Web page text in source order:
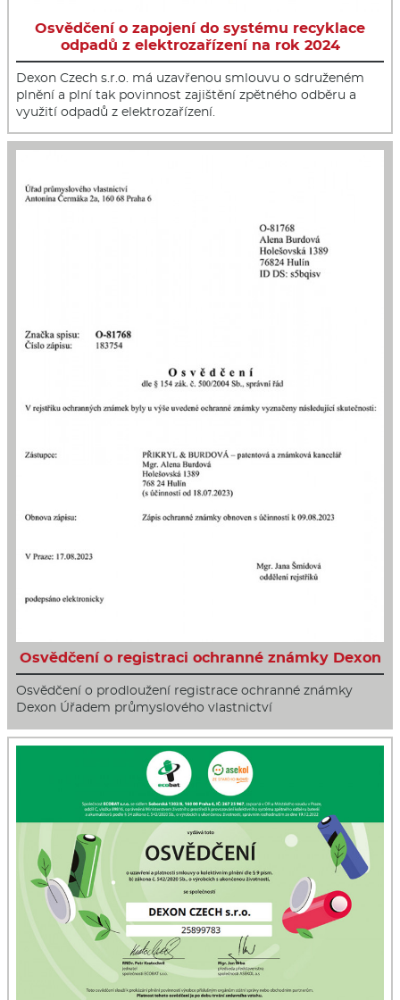
Osvědčení o zapojení do systému recyklace
odpadů z elektrozařízení na rok 2024
Dexon Czech s.r.o. má uzavřenou smlouvu o sdruženém
plnění a plní tak povinnost zajištění zpětného odběru a
využití odpadů z elektrozařízení.
Osvědčení o registraci ochranné známky Dexon
Osvědčení o prodloužení registrace ochranné známky
Dexon Úřadem průmyslového vlastnictví